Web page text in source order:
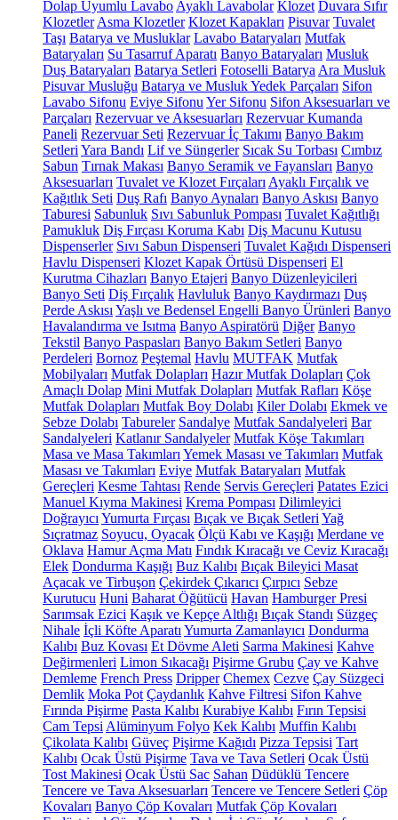
Dolap Uyumlu Lavabo Ayaklı Lavabolar Klozet Duvara Sıfır
Klozetler Asma Klozetler Klozet Kapakları Pisuvar Tuvalet
Taşı Batarya ve Musluklar Lavabo Bataryaları Mutfak
Bataryaları Su Tasarruf Aparatı Banyo Bataryaları Musluk
Duş Bataryaları Batarya Setleri Fotoselli Batarya Ara Musluk
Pisuvar Musluğu Batarya ve Musluk Yedek Parçaları Sifon
Lavabo Sifonu Eviye Sifonu Yer Sifonu Sifon Aksesuarları ve
Parçaları Rezervuar ve Aksesuarları Rezervuar Kumanda
Paneli Rezervuar Seti Rezervuar İç Takımı Banyo Bakım
Setleri Yara Bandı Lif ve Süngerler Sıcak Su Torbası Cımbız
Sabun Tırnak Makası Banyo Seramik ve Fayansları Banyo
Aksesuarları Tuvalet ve Klozet Fırçaları Ayaklı Fırçalık ve
Kağıtlık Seti Duş Rafı Banyo Aynaları Banyo Askısı Banyo
Taburesi Sabunluk Sıvı Sabunluk Pompası Tuvalet Kağıtlığı
Pamukluk Diş Fırçası Koruma Kabı Diş Macunu Kutusu
Dispenserler Sıvı Sabun Dispenseri Tuvalet Kağıdı Dispenseri
Havlu Dispenseri Klozet Kapak Örtüsü Dispenseri El
Kurutma Cihazları Banyo Etajeri Banyo Düzenleyicileri
Banyo Seti Diş Fırçalık Havluluk Banyo Kaydırmazı Duş
Perde Askısı Yaşlı ve Bedensel Engelli Banyo Ürünleri Banyo
Havalandırma ve Isıtma Banyo Aspiratörü Diğer Banyo
Tekstil Banyo Paspasları Banyo Bakım Setleri Banyo
Perdeleri Bornoz Peştemal Havlu MUTFAK Mutfak
Mobilyaları Mutfak Dolapları Hazır Mutfak Dolapları Çok
Amaçlı Dolap Mini Mutfak Dolapları Mutfak Rafları Köşe
Mutfak Dolapları Mutfak Boy Dolabı Kiler Dolabı Ekmek ve
Sebze Dolabı Tabureler Sandalye Mutfak Sandalyeleri Bar
Sandalyeleri Katlanır Sandalyeler Mutfak Köşe Takımları
Masa ve Masa Takımları Yemek Masası ve Takımları Mutfak
Masası ve Takımları Eviye Mutfak Bataryaları Mutfak
Gereçleri Kesme Tahtası Rende Servis Gereçleri Patates Ezici
Manuel Kıyma Makinesi Krema Pompası Dilimleyici
Doğrayıcı Yumurta Fırçası Bıçak ve Bıçak Setleri Yağ
Sıçratmaz Soyucu, Oyacak Ölçü Kabı ve Kaşığı Merdane ve
Oklava Hamur Açma Matı Fındık Kıracağı ve Ceviz Kıracağı
Elek Dondurma Kaşığı Buz Kalıbı Bıçak Bileyici Masat
Açacak ve Tirbuşon Çekirdek Çıkarıcı Çırpıcı Sebze
Kurutucu Huni Baharat Öğütücü Havan Hamburger Presi
Sarımsak Ezici Kaşık ve Kepçe Altlığı Bıçak Standı Süzgeç
Nihale İçli Köfte Aparatı Yumurta Zamanlayıcı Dondurma
Kalıbı Buz Kovası Et Dövme Aleti Sarma Makinesi Kahve
Değirmenleri Limon Sıkacağı Pişirme Grubu Çay ve Kahve
Demleme French Press Dripper Chemex Cezve Çay Süzgeci
Demlik Moka Pot Çaydanlık Kahve Filtresi Sifon Kahve
Fırında Pişirme Pasta Kalıbı Kurabiye Kalıbı Fırın Tepsisi
Cam Tepsi Alüminyum Folyo Kek Kalıbı Muffin Kalıbı
Çikolata Kalıbı Güveç Pişirme Kağıdı Pizza Tepsisi Tart
Kalıbı Ocak Üstü Pişirme Tava ve Tava Setleri Ocak Üstü
Tost Makinesi Ocak Üstü Sac Sahan Düdüklü Tencere
Tencere ve Tava Aksesuarları Tencere ve Tencere Setleri Çöp
Kovaları Banyo Çöp Kovaları Mutfak Çöp Kovaları